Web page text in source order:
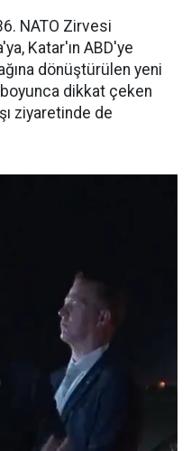
NATO Zirvesi
Katar'ın ABD'ye
dönüştürülen yeni
dikkat çeken
ziyaretinde de